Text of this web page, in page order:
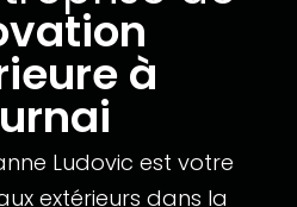
à
Ludovic est votre
extérieurs dans la